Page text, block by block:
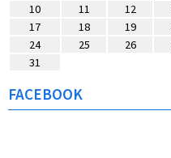
10
11 12
17
18 19
24
25 26
31
FACEBOOK